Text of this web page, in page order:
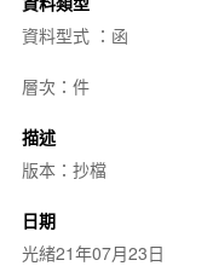
資料型式 ：函
層次：件
描述
版本：抄檔
日期
光緒21年07月23日